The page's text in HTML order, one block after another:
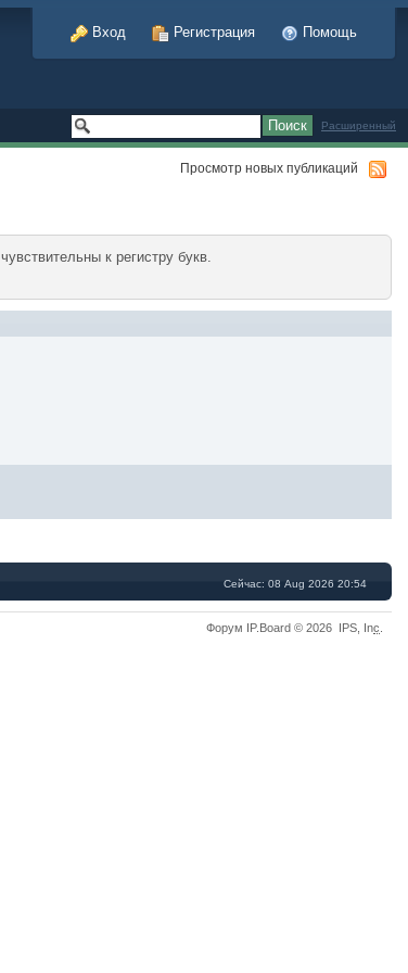
Вход Регистрация Помощь
Расширенный
Просмотр новых публикаций
чувствительны к регистру букв.
Сейчас: 08 Aug 2026 20:54
Форум IP.Board © 2026 IPS, Inc